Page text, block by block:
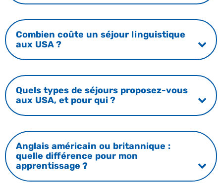
Combien coûte un séjour linguistique
aux USA ?
Quels types de séjours proposez-vous
aux USA, et pour qui ?
Anglais américain ou britannique :
quelle différence pour mon
apprentissage ?